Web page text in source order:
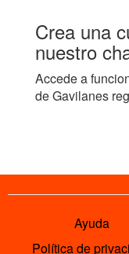
Crea una
nuestro
Accede a
de Gavilanes
Ayuda
Política de